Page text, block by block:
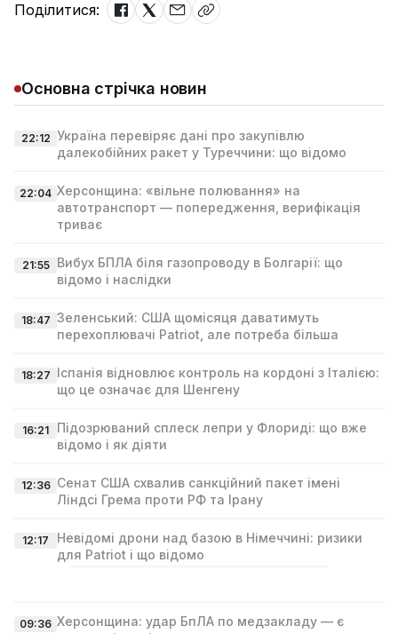
Поділитися:
Основна стрічка новин
22:12 Україна перевіряє дані про закупівлю
далекобійних ракет у Туреччини: що відомо
22:04 Херсонщина: «вільне полювання» на
автотранспорт — попередження, верифікація
триває
21:55
Вибух БПЛА біля газопроводу в Болгарії: що
відомо і наслідки
18:47 Зеленський: США щомісяця даватимуть
перехоплювачі Patriot, але потреба більша
18:27 Іспанія відновлює контроль на кордоні з Італією:
що це означає для Шенгену
16:21
Підозрюваний сплеск лепри у Флориді: що вже
відомо і як діяти
12:36 Сенат США схвалив санкційний пакет імені
Ліндсі Гремa проти РФ та Ірану
12:17
Невідомі дрони над базою в Німеччині: ризики
для Patriot і що відомо
09:36 Херсонщина: удар БпЛА по медзакладу — є